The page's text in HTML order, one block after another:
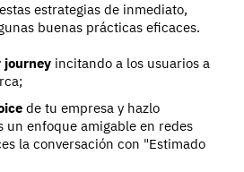
estrategias de inmediato,
buenas prácticas eficaces.
journey incitando a los usuarios a
de tu empresa y hazlo
un enfoque amigable en redes
la conversación con "Estimado